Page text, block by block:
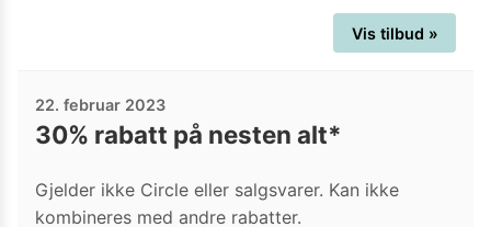
Vis tilbud »
22. februar 2023
30% rabatt på nesten alt*
Gjelder ikke Circle eller salgsvarer. Kan ikke
kombineres med andre rabatter.